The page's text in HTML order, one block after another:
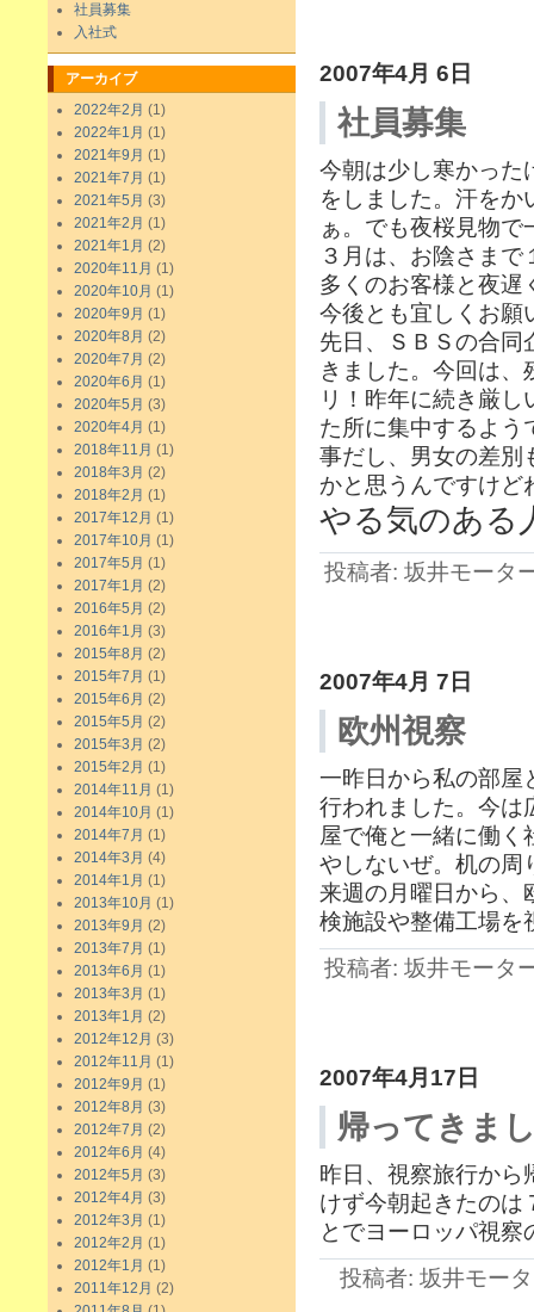
社員募集
入社式
アーカイブ
2022年2月 (1)
2022年1月 (1)
2021年9月 (1)
2021年7月 (1)
2021年5月 (3)
2021年2月 (1)
2021年1月 (2)
2020年11月 (1)
2020年10月 (1)
2020年9月 (1)
2020年8月 (2)
2020年7月 (2)
2020年6月 (1)
2020年5月 (3)
2020年4月 (1)
2018年11月 (1)
2018年3月 (2)
2018年2月 (1)
2017年12月 (1)
2017年10月 (1)
2017年5月 (1)
2017年1月 (2)
2016年5月 (2)
2016年1月 (3)
2015年8月 (2)
2015年7月 (1)
2015年6月 (2)
2015年5月 (2)
2015年3月 (2)
2015年2月 (1)
2014年11月 (1)
2014年10月 (1)
2014年7月 (1)
2014年3月 (4)
2014年1月 (1)
2013年10月 (1)
2013年9月 (2)
2013年7月 (1)
2013年6月 (1)
2013年3月 (1)
2013年1月 (2)
2012年12月 (3)
2012年11月 (1)
2012年9月 (1)
2012年8月 (3)
2012年7月 (2)
2012年6月 (4)
2012年5月 (3)
2012年4月 (3)
2012年3月 (1)
2012年2月 (1)
2012年1月 (1)
2011年12月 (2)
2007年4月 6日
社員募集
今朝は少し寒かった
をしました。汗をか
ぁ。でも夜桜見物
３月は、お陰さま
多くのお客様と夜遅
今後とも宜しくお願
先日、ＳＢＳの合同
きました。今回は
リ！昨年に続き厳
た所に集中するよう
事だし、男女の差別
かと思うんですけど
やる気のある
投稿者: 坂井モータ
2007年4月 7日
欧州視察
一昨日から私の部屋
行われました。今は
屋で俺と一緒に働く
やしないぜ。机の周
来週の月曜日から、
検施設や整備工場を
投稿者: 坂井モータ
2007年4月17日
帰ってきま
昨日、視察旅行から
けず今朝起きたのは
とでヨーロッパ視
投稿者: 坂井モー